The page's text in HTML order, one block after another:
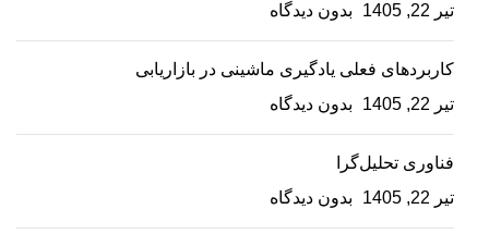
تیر 22, 1405
بدون دیدگاه
کاربردهای فعلی یادگیری ماشینی در بازاریابی
تیر 22, 1405
بدون دیدگاه
فناوری تحلیل‌گرا
تیر 22, 1405
بدون دیدگاه